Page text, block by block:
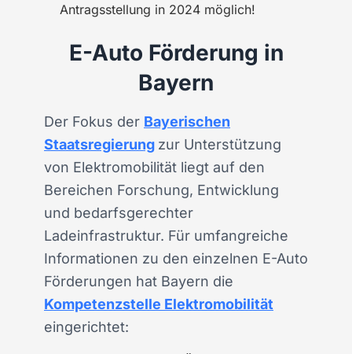
Antragsstellung in 2024 möglich!
E-Auto Förderung in
Bayern
Der Fokus der Bayerischen
Staatsregierung zur Unterstützung
von Elektromobilität liegt auf den
Bereichen Forschung, Entwicklung
und bedarfsgerechter
Ladeinfrastruktur. Für umfangreiche
Informationen zu den einzelnen E-Auto
Förderungen hat Bayern die
Kompetenzstelle Elektromobilität
eingerichtet: